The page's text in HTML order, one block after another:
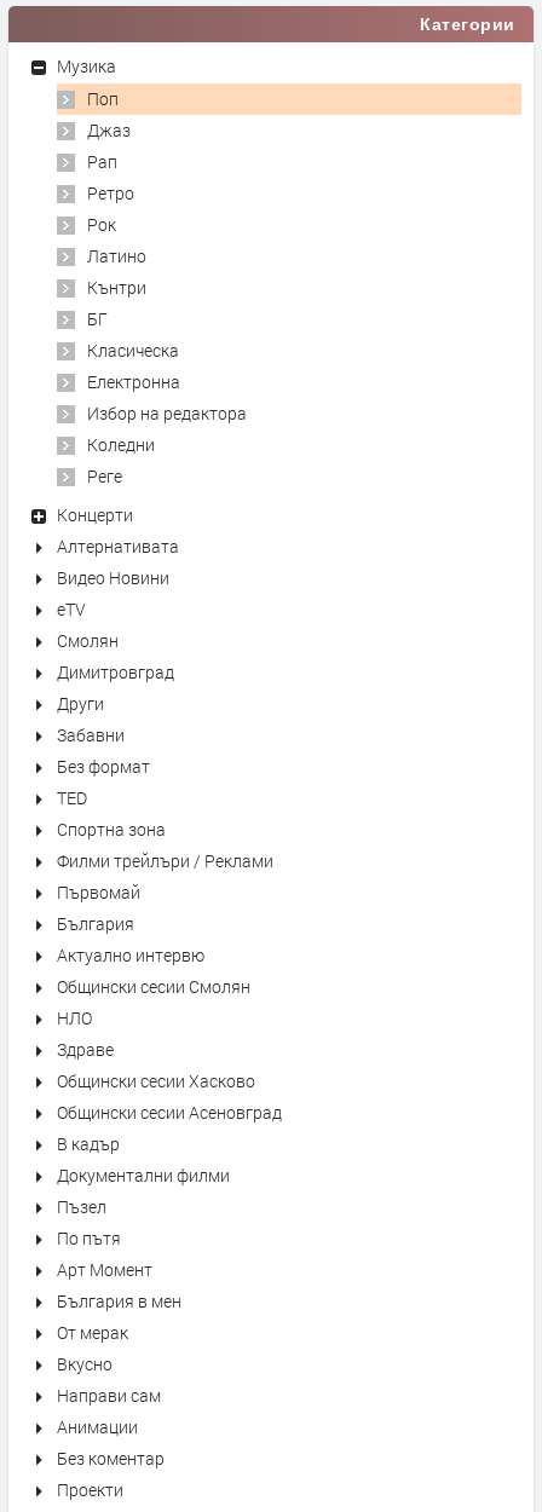
Категории
Музика
Поп
Джаз
Рап
Ретро
Рок
Латино
Кънтри
БГ
Класическа
Електронна
Избор на редактора
Коледни
Реге
Концерти
Алтернативата
Видео Новини
eTV
Смолян
Димитровград
Други
Забавни
Без формат
TED
Спортна зона
Филми трейлъри / Реклами
Първомай
България
Актуално интервю
Общински сесии Смолян
НЛО
Здраве
Общински сесии Хасково
Общински сесии Асеновград
В кадър
Документални филми
Пъзел
По пътя
Арт Момент
България в мен
От мерак
Вкусно
Направи сам
Анимации
Без коментар
Проекти